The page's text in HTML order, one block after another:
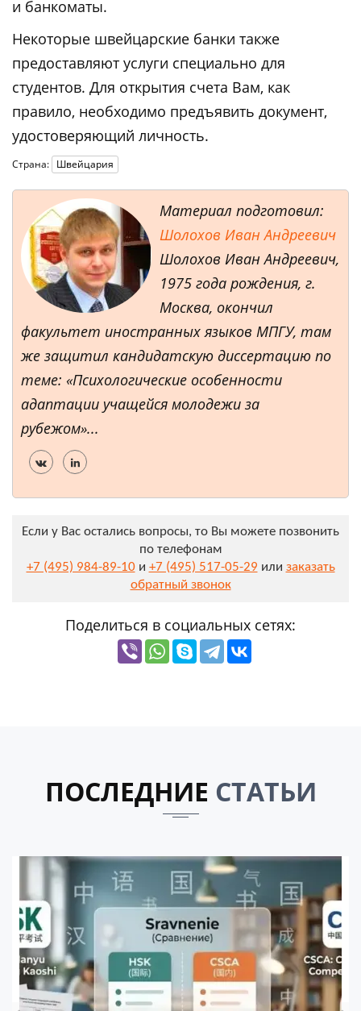
и банкоматы.
Некоторые швейцарские банки также
предоставляют услуги специально для
студентов. Для открытия счета Вам, как
правило, необходимо предъявить документ,
удостоверяющий личность.
Страна: Швейцария
Материал подготовил:
Шолохов Иван Андреевич
Шолохов Иван Андреевич,
1975 года рождения, г.
Москва, окончил
факультет иностранных языков МПГУ, там
же защитил кандидатскую диссертацию по
теме: «Психологические особенности
адаптации учащейся молодежи за
рубежом»...
Если у Вас остались вопросы, то Вы можете позвонить
по телефонам
+7 (495) 984-89-10и +7 (495) 517-05-29 или заказать
обратный звонок
Поделиться в социальных сетях:
ПОСЛЕДНИЕ СТАТЬИ